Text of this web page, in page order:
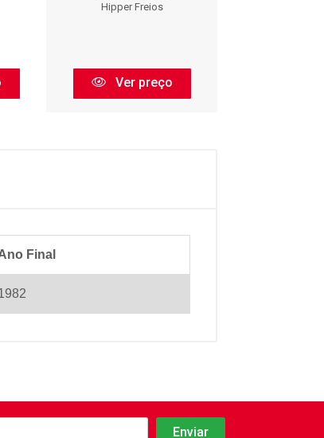
Hipper Freios
Ver preço
Final